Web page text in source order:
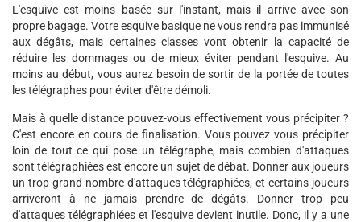
L'esquive est moins basée sur l'instant, mais il arrive avec son
propre bagage. Votre esquive basique ne vous rendra pas immunisé
aux dégâts, mais certaines classes vont obtenir la capacité de
réduire les dommages ou de mieux éviter pendant l'esquive. Au
moins au début, vous aurez besoin de sortir de la portée de toutes
les télégraphes pour éviter d'être démoli.
Mais à quelle distance pouvez-vous effectivement vous précipiter ?
C'est encore en cours de finalisation. Vous pouvez vous précipiter
loin de tout ce qui pose un télégraphe, mais combien d'attaques
sont télégraphiées est encore un sujet de débat. Donner aux joueurs
un trop grand nombre d'attaques télégraphiées, et certains joueurs
arriveront à ne jamais prendre de dégâts. Donner trop peu
d'attaques télégraphiées et l'esquive devient inutile. Donc, il y a une